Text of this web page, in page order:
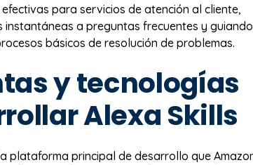
para servicios de atención al cliente,
a preguntas frecuentes y guiando
básicos de resolución de problemas.
y tecnologías
Alexa Skills
plataforma principal de desarrollo que